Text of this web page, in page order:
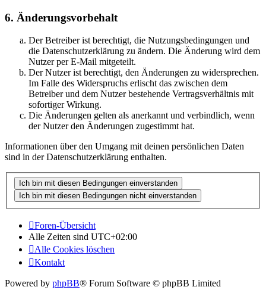
6. Änderungsvorbehalt
Der Betreiber ist berechtigt, die Nutzungsbedingungen und
die Datenschutzerklärung zu ändern. Die Änderung wird dem
Nutzer per E-Mail mitgeteilt.
Der Nutzer ist berechtigt, den Änderungen zu widersprechen.
Im Falle des Widerspruchs erlischt das zwischen dem
Betreiber und dem Nutzer bestehende Vertragsverhältnis mit
sofortiger Wirkung.
Die Änderungen gelten als anerkannt und verbindlich, wenn
der Nutzer den Änderungen zugestimmt hat.
Informationen über den Umgang mit deinen persönlichen Daten
sind in der Datenschutzerklärung enthalten.
Foren-Übersicht
Alle Zeiten sind UTC+02:00
Alle Cookies löschen
Kontakt
Powered by phpBB® Forum Software © phpBB Limited